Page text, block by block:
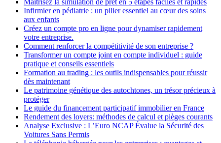
Maîtrisez la simulation de prêt en 5 étapes faciles et rapides
Infirmier en pédiatrie : un pilier essentiel au cœur des soins
aux enfants
Créez un compte pro en ligne pour dynamiser rapidement
votre entreprise.
Comment renforcer la compétitivité de son entreprise ?
Transformer un compte joint en compte individuel : guide
pratique et conseils essentiels
Formation au trading : les outils indispensables pour réussir
dès maintenant
Le patrimoine génétique des autochtones, un trésor précieux à
protéger
Le guide du financement participatif immobilier en France
Rendement des loyers: méthodes de calcul et pièges courants
Analyse Exclusive : L’Euro NCAP Évalue la Sécurité des
Voitures Sans Permis